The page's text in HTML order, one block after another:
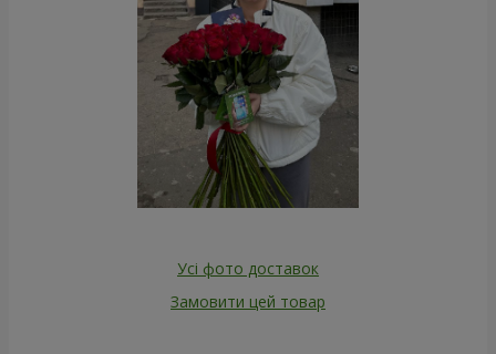
Усі фото доставок
Замовити цей товар